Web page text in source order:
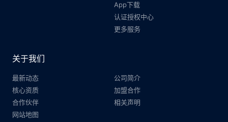
App下载
认证授权中心
更多服务
关于我们
最新动态
公司简介
核心资质
加盟合作
合作伙伴
相关声明
网站地图